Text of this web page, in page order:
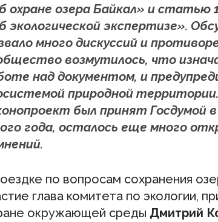
охране озера Байкал» и статью
экологической экспертизе».
много дискуссий и
возмутилось, что
над документом, и
природной
был принят Госдумой
года, осталось еще много
по вопросам сохранения
глава комитета по экологии,
окружающей среды Дмитрий